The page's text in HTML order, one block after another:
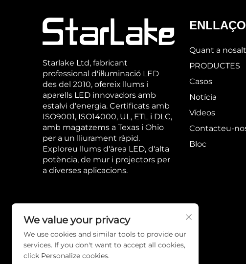
Starlake Ltd, fabricant
professional d'il·luminació LED
des del 2010, ofereix llums i
aparells LED innovadors amb
estalvi d'energia. Certificats amb
ISO9001, ISO14000, UL, ETL i DLC,
amb magatzems a Texas i Ohio
per a un lliurament ràpid.
Exploreu llums d'àrea LED, d'alta
potència, de mur i projectors per
a diverses aplicacions.
Quant a
PRODUCTES
Casos
Notícia
Vídeos
Contacteu-
Bloc
We value your privacy
We use cookies and similar tools to provide our
services. If you don't want to accept all cookies,
click Personalize cookies.